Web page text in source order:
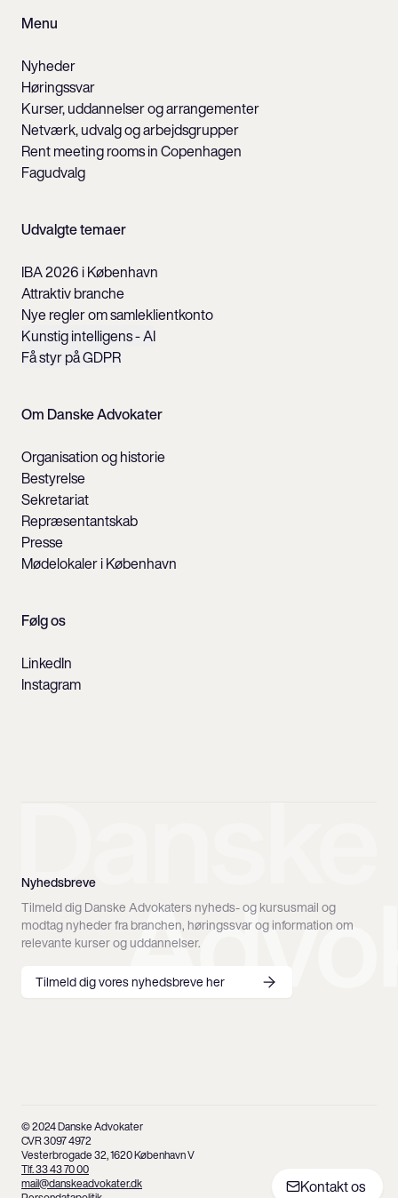
Kontakt os
Menu
Nyheder
Høringssvar
Kurser, uddannelser og arrangementer
Netværk, udvalg og arbejdsgrupper
Rent meeting rooms in Copenhagen
Fagudvalg
Udvalgte temaer
IBA 2026 i København
Attraktiv branche
Nye regler om samleklientkonto
Kunstig intelligens - AI
Få styr på GDPR
Om Danske Advokater
Organisation og historie
Bestyrelse
Sekretariat
Repræsentantskab
Presse
Mødelokaler i København
Følg os
LinkedIn
Instagram
Nyhedsbreve
Tilmeld dig Danske Advokaters nyheds- og kursusmail og
modtag nyheder fra branchen, høringssvar og information om
relevante kurser og uddannelser.
Tilmeld dig vores nyhedsbreve her
© 2024 Danske Advokater
CVR 3097 4972
Vesterbrogade 32, 1620 København V
Tlf. 33 43 70 00
mail@danskeadvokater.dk